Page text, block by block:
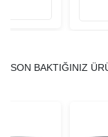
SON BAKTIĞINIZ